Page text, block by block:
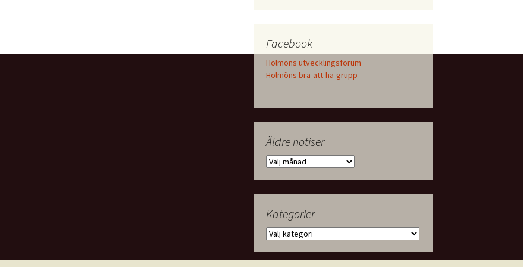
Facebook
Holmöns utvecklingsforum
Holmöns bra-att-ha-grupp
Äldre notiser
Äldre
Kategorier
Kategorier